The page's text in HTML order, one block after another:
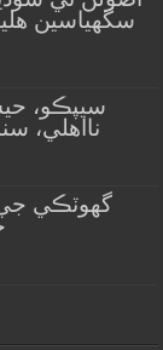
سگهياسين
سيپڪو،
نااهلي، سنڌ جا127 ارب
گهوٽڪي